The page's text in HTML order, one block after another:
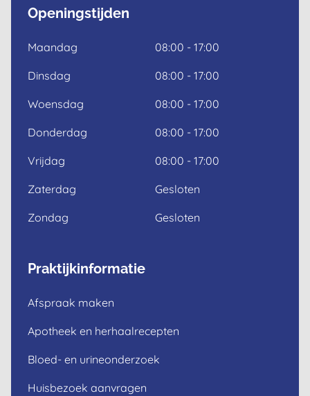
Openingstijden
Maandag 08:00 - 17:00
Dinsdag 08:00 - 17:00
Woensdag 08:00 - 17:00
Donderdag 08:00 - 17:00
Vrijdag 08:00 - 17:00
Zaterdag Gesloten
Zondag Gesloten
Praktijkinformatie
Afspraak maken
Apotheek en herhaalrecepten
Bloed- en urineonderzoek
Huisbezoek aanvragen